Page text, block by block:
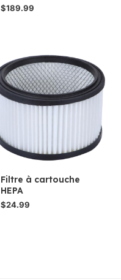
$189.99
Filtre à cartouche
HEPA
$24.99